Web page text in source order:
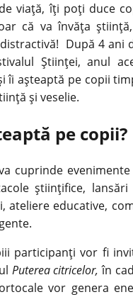
viață, îți poți duce
că va învăța
După 4 ani
Științei, anul
îi așteaptă pe copii
și veselie.
pe copii?
cuprinde
științifice,
ateliere educative,
participanți vor fi
Puterea citricelor,în
vor genera